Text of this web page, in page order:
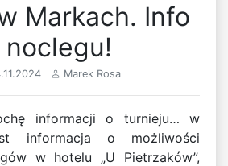
Markach. Info
noclegu!
Marek Rosa
informacji o turnieju… w
informacja o możliwości
w hotelu „U Pietrzaków”,